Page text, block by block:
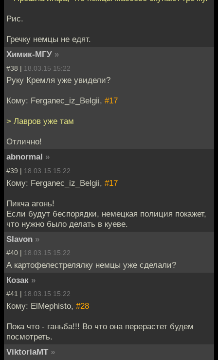
Рис.
Гречку немцы не едят.
Химик-МГУ »
#38 | 18.03.15 15:22
Руку Кремля уже увидели?
Кому: Ferganec_iz_Belgii, #17
> Лавров уже там
Отлично!
abnormal »
#39 | 18.03.15 15:22
Кому: Ferganec_iz_Belgii, #17
Пикча агонь!
Если будут беспорядки, немецкая полиция покажет,
что нужно было делать в куеве.
Slavon »
#40 | 18.03.15 15:22
А картофелестрелялку немцы уже сделали?
Козак »
#41 | 18.03.15 15:22
Кому: ElMephisto, #28
Пока что - ганьба!!! Во что она перерастет будем
посмотреть.
ViktoriaMT »